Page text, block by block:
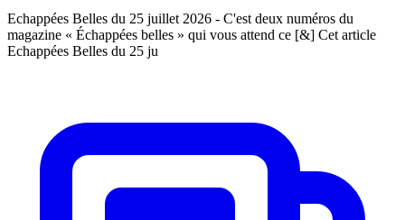
Echappées Belles du 25 juillet 2026 - C'est deux numéros du
magazine « Échappées belles » qui vous attend ce [&] Cet article
Echappées Belles du 25 ju